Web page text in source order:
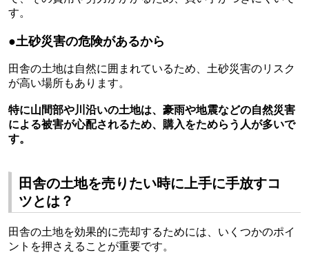
す。
●土砂災害の危険があるから
田舎の土地は自然に囲まれているため、土砂災害のリスク
が高い場所もあります。
特に山間部や川沿いの土地は、豪雨や地震などの自然災害
による被害が心配されるため、購入をためらう人が多いで
す。
田舎の土地を売りたい時に上手に手放すコ
ツとは？
田舎の土地を効果的に売却するためには、いくつかのポイ
ントを押さえることが重要です。